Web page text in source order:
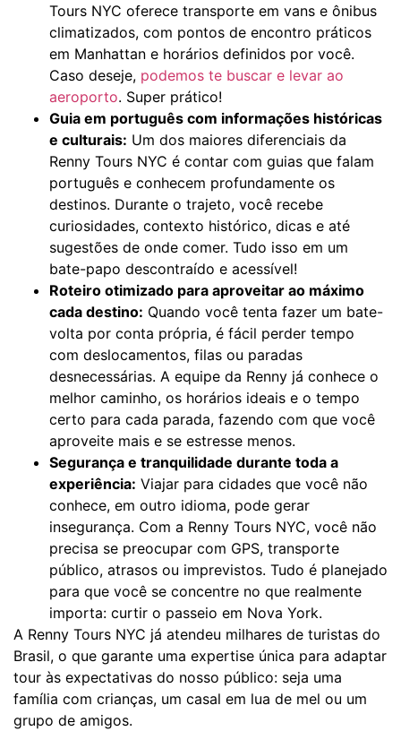
Tours NYC oferece transporte em vans e ônibus
climatizados, com pontos de encontro práticos
em Manhattan e horários definidos por você.
Caso deseje, podemos te buscar e levar ao
aeroporto. Super prático!
Guia em português com informações históricas
e culturais: Um dos maiores diferenciais da
Renny Tours NYC é contar com guias que falam
português e conhecem profundamente os
destinos. Durante o trajeto, você recebe
curiosidades, contexto histórico, dicas e até
sugestões de onde comer. Tudo isso em um
bate-papo descontraído e acessível!
Roteiro otimizado para aproveitar ao máximo
cada destino: Quando você tenta fazer um bate-
volta por conta própria, é fácil perder tempo
com deslocamentos, filas ou paradas
desnecessárias. A equipe da Renny já conhece o
melhor caminho, os horários ideais e o tempo
certo para cada parada, fazendo com que você
aproveite mais e se estresse menos.
Segurança e tranquilidade durante toda a
experiência: Viajar para cidades que você não
conhece, em outro idioma, pode gerar
insegurança. Com a Renny Tours NYC, você não
precisa se preocupar com GPS, transporte
público, atrasos ou imprevistos. Tudo é planejado
para que você se concentre no que realmente
importa: curtir o passeio em Nova York.
A Renny Tours NYC já atendeu milhares de turistas do
Brasil, o que garante uma expertise única para adaptar
tour às expectativas do nosso público: seja uma
família com crianças, um casal em lua de mel ou um
grupo de amigos.